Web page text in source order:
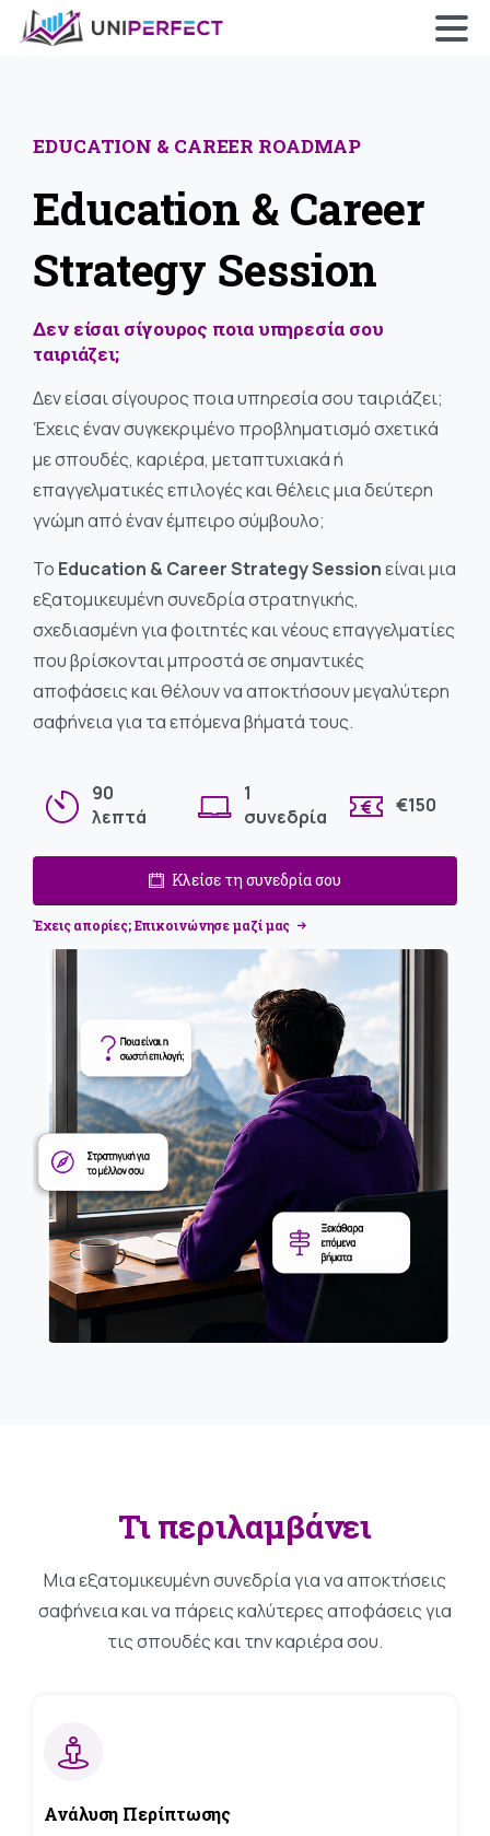
Skip
EDUCATION & CAREER ROADMAP
Education & Career
Strategy Session
Δεν είσαι σίγουρος ποιαυπηρεσία σου
ταιριάζει;
Δεν είσαι σίγουρος ποια υπηρεσία σου ταιριάζει;
Έχεις έναν συγκεκριμένο προβληματισμό σχετικά
με σπουδές, καριέρα, μεταπτυχιακά ή
επαγγελματικές επιλογές και θέλεις μια δεύτερη
γνώμη από έναν έμπειρο σύμβουλο;
Το Education & Career Strategy Sessionείναι μια
εξατομικευμένη συνεδρία στρατηγικής,
σχεδιασμένη για φοιτητές και νέους επαγγελματίες
που βρίσκονται μπροστά σε σημαντικές
αποφάσεις και θέλουν να αποκτήσουν μεγαλύτερη
σαφήνεια για τα επόμενα βήματά τους.
90
λεπτά
1
συνεδρία
€150
Κλείσε τη συνεδρία σου
Έχεις απορίες; Επικοινώνησε μαζί μας
Τιπεριλαμβάνει
Μια εξατομικευμένη συνεδρία για να αποκτήσεις
σαφήνεια και να πάρεις καλύτερες αποφάσεις για
τις σπουδές και την καριέρα σου.
Ανάλυση Περίπτωσης
×
Απαραίτητα
Αυτά τα
είναι
προαιρετικά.
Απαιτούνται
για τη σωστή
λειτουργία
του
ιστότοπου.
Στατιστικά
Για να
βελτιώσουμε τη
λειτουργικότητα
ιστότοπου, με
βάση τον τρόπο
χρήσης του
ιστότοπου.
καλύτερα
κατά την
επίσκεψή σας.
Εάν αρνηθείτε
αυτά τα
cookies,